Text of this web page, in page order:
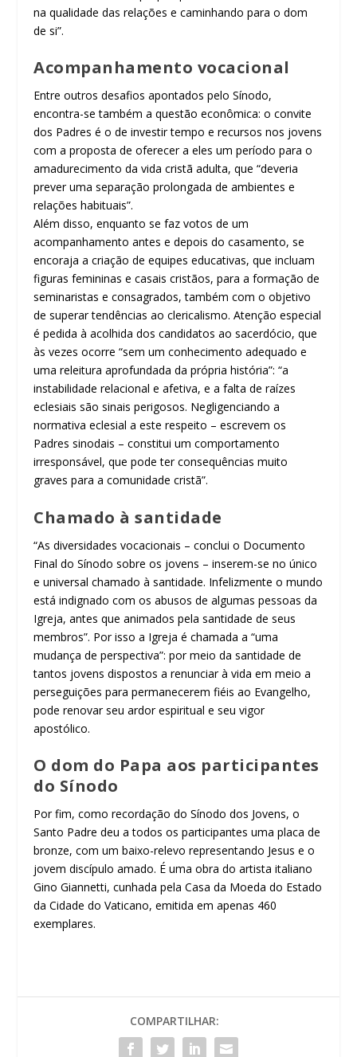
na qualidade das relações e caminhando para o dom
de si”.
Acompanhamento vocacional
Entre outros desafios apontados pelo Sínodo,
encontra-se também a questão econômica: o convite
dos Padres é o de investir tempo e recursos nos jovens
com a proposta de oferecer a eles um período para o
amadurecimento da vida cristã adulta, que “deveria
prever uma separação prolongada de ambientes e
relações habituais”.
Além disso, enquanto se faz votos de um
acompanhamento antes e depois do casamento, se
encoraja a criação de equipes educativas, que incluam
figuras femininas e casais cristãos, para a formação de
seminaristas e consagrados, também com o objetivo
de superar tendências ao clericalismo. Atenção especial
é pedida à acolhida dos candidatos ao sacerdócio, que
às vezes ocorre “sem um conhecimento adequado e
uma releitura aprofundada da própria história”: “a
instabilidade relacional e afetiva, e a falta de raízes
eclesiais são sinais perigosos. Negligenciando a
normativa eclesial a este respeito – escrevem os
Padres sinodais – constitui um comportamento
irresponsável, que pode ter consequências muito
graves para a comunidade cristã”.
Chamado à santidade
“As diversidades vocacionais – conclui o Documento
Final do Sínodo sobre os jovens – inserem-se no único
e universal chamado à santidade. Infelizmente o mundo
está indignado com os abusos de algumas pessoas da
Igreja, antes que animados pela santidade de seus
membros”. Por isso a Igreja é chamada a “uma
mudança de perspectiva”: por meio da santidade de
tantos jovens dispostos a renunciar à vida em meio a
perseguições para permanecerem fiéis ao Evangelho,
pode renovar seu ardor espiritual e seu vigor
apostólico.
O dom do Papa aos participantes
do Sínodo
Por fim, como recordação do Sínodo dos Jovens, o
Santo Padre deu a todos os participantes uma placa de
bronze, com um baixo-relevo representando Jesus e o
jovem discípulo amado. É uma obra do artista italiano
Gino Giannetti, cunhada pela Casa da Moeda do Estado
da Cidade do Vaticano, emitida em apenas 460
exemplares.
COMPARTILHAR: